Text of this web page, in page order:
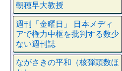
朝穂早大教授
週刊「金曜日」 日本メディ
アで権力中枢を批判する数少
ない週刊誌
ながさきの平和（核弾頭数ほ